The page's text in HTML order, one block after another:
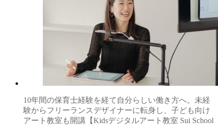
10年間の保育士経験を経て自分らしい働き方へ。未経
験からフリーランスデザイナーに転身し、子ども向け
アート教室も開講【Kidsデジタルアート教室 Sui School